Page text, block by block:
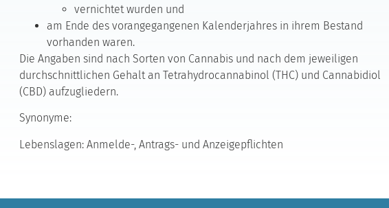
vernichtet wurden und
am Ende des vorangegangenen Kalenderjahres in ihrem Bestand
vorhanden waren.
Die Angaben sind nach Sorten von Cannabis und nach dem jeweiligen
durchschnittlichen Gehalt an Tetrahydrocannabinol (THC) und Cannabidiol
(CBD) aufzugliedern.
Synonyme:
Lebenslagen: Anmelde-, Antrags- und Anzeigepflichten